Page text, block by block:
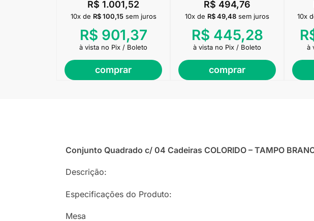
R$ 1.001,52
comprar
10x de R$100,15 sem juros
R$ 901,37
à vista no Pix / Boleto
R$ 494,76
comprar
10x de R$49,48 sem juros
R$ 445,28
à vista no Pix / Boleto
10x
à
Conjunto Quadrado c/ 04 Cadeiras COLORIDO – TAMPO
Descrição:
Especificações do Produto:
Mesa